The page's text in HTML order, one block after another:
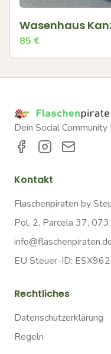
Wasenhaus
85 €
Dein Social
Kontakt
Flaschenpiraten by
Pol. 2, Parcela 37,
EU Steuer-ID:
Rechtliches
Datenschutzerklärung
Regeln